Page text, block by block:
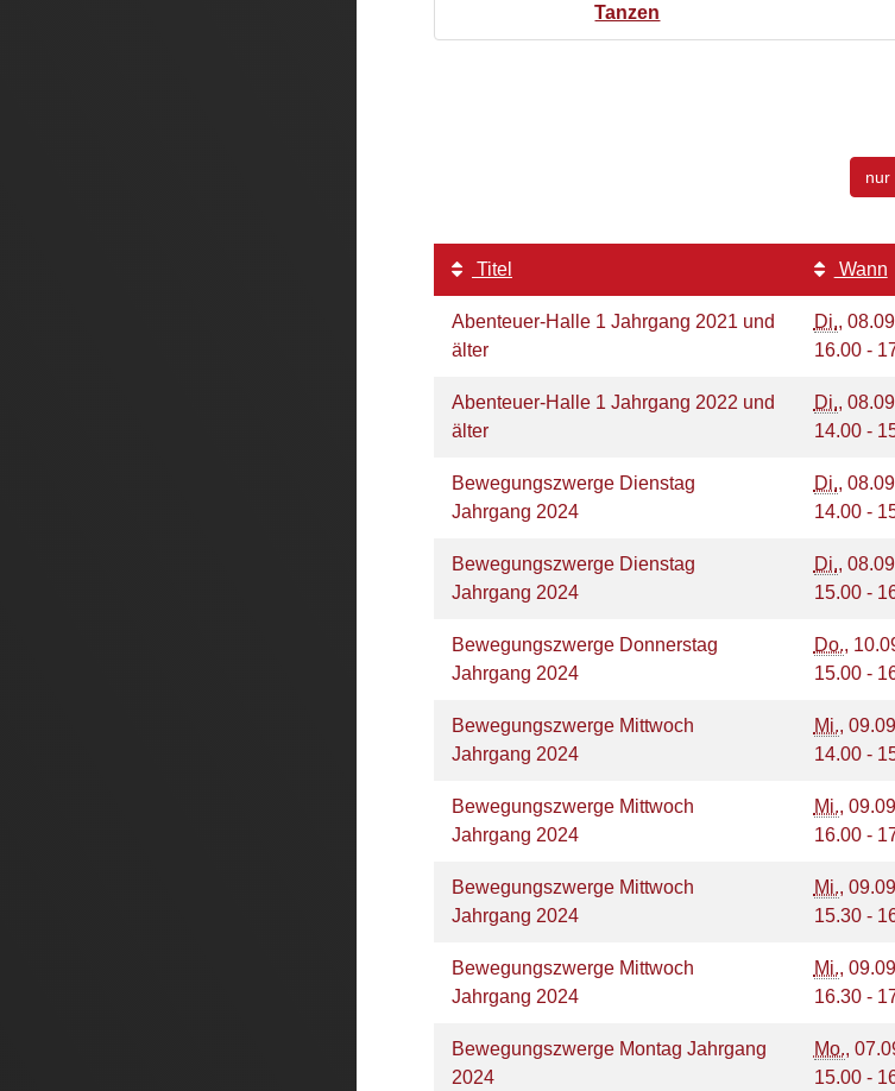
Tanzen
nur
Titel Wann
Abenteuer-Halle 1 Jahrgang 2021 und
älter
Di.,
16.00 -
Abenteuer-Halle 1 Jahrgang 2022 und
älter
Di.,
14.00 -
Bewegungszwerge Dienstag
Jahrgang 2024
Di.,
14.00 -
Bewegungszwerge Dienstag
Jahrgang 2024
Di.,
15.00 -
Bewegungszwerge Donnerstag
Jahrgang 2024
Do.,
15.00 -
Bewegungszwerge Mittwoch
Jahrgang 2024
Mi.,
14.00 -
Bewegungszwerge Mittwoch
Jahrgang 2024
Mi.,
16.00 -
Bewegungszwerge Mittwoch
Jahrgang 2024
Mi.,
15.30 -
Bewegungszwerge Mittwoch
Jahrgang 2024
Mi.,
16.30 -
Bewegungszwerge Montag Jahrgang
2024
Mo.,
15.00 -